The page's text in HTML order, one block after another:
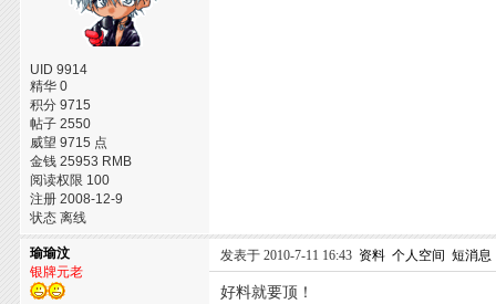
UID 9914
精华 0
积分 9715
帖子 2550
威望 9715 点
金钱 25953 RMB
阅读权限 100
注册 2008-12-9
状态 离线
瑜瑜汶
银牌元老
发表于 2010-7-11 16:43 资料 个人空间 短消息
好料就要顶！